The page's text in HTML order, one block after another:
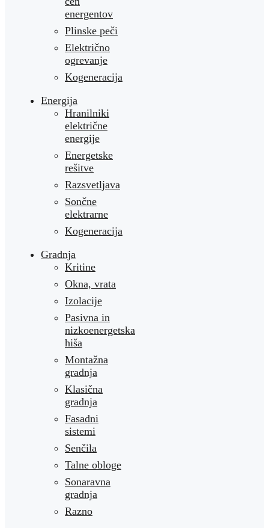
energentov
Plinske peči
Električno
ogrevanje
Kogeneracija
Energija
Hranilniki
električne
energije
Energetske
rešitve
Razsvetljava
Sončne
elektrarne
Kogeneracija
Gradnja
Kritine
Okna, vrata
Izolacije
Pasivna in
nizkoenergetska
hiša
Montažna
gradnja
Klasična
gradnja
Fasadni
sistemi
Senčila
Talne obloge
Sonaravna
gradnja
Razno